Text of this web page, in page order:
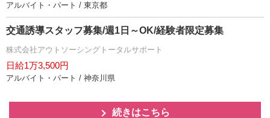
アルバイト・パート / 東京都
交通誘導スタッフ募集/週1日～OK/経験者限定募集
株式会社アウトソーシングトータルサポート
日給1万3,500円
アルバイト・パート / 神奈川県
続きはこちら